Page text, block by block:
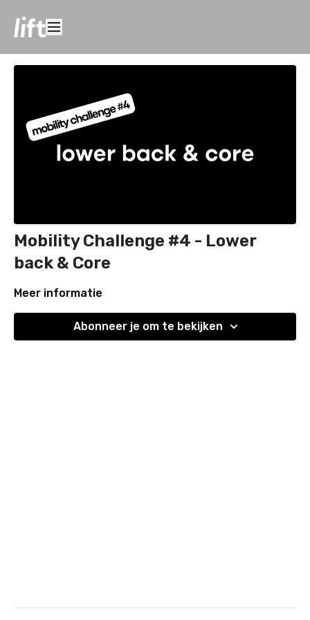
Mobility Challenge #4 - Lower
back & Core
Meer informatie
Abonneer je om te bekijken